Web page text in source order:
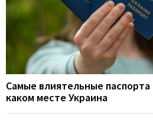
Самые влиятельные паспорта
каком месте Украина